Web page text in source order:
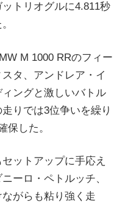
トリオグルに4.811秒
M 1000 RRのフィー
タ、アンドレア・イ
ングと激しいバトル
りでは3位争いを繰り
保した。
ットアップに手応え
ーロ・ペトルッチ、
がらも粘り強く走